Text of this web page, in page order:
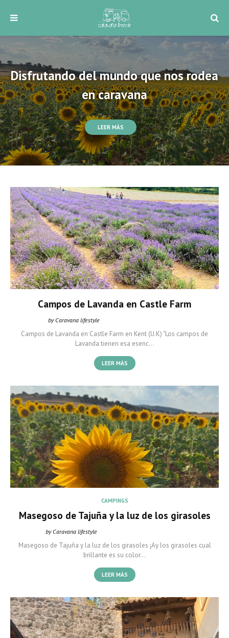
Disfrutando del mundo que nos rodea
en caravana
LEER MÁS
Campos de Lavanda en Castle Farm
by Caravana lifestyle
Campos de Lavanda en Castle Farm en Kent (U.K) "Los campos de
Lavanda tienen esa esenc…
LEER MÁS
CAMPINGS
Masegoso de Tajuña y la luz de los girasoles
by Caravana lifestyle
Masegoso de Tajuña y la luz de los girasoles ¡Ay los girasoles cual
brillante es su color…
LEER MÁS